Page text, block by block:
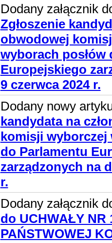
Dodany załącznik
Zgłoszenie
obwodowej
wyborach posłów
Europejskiego
9 czerwca 2024 r.
Dodany nowy
kandydata na
komisji wyborczej
do Parlamentu
zarządzonych na
r.
Dodany załącznik
do UCHWAŁY NR
PAŃSTWOWEJ